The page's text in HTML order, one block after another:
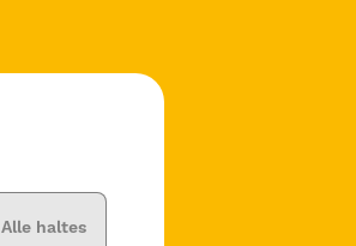
Alle haltes